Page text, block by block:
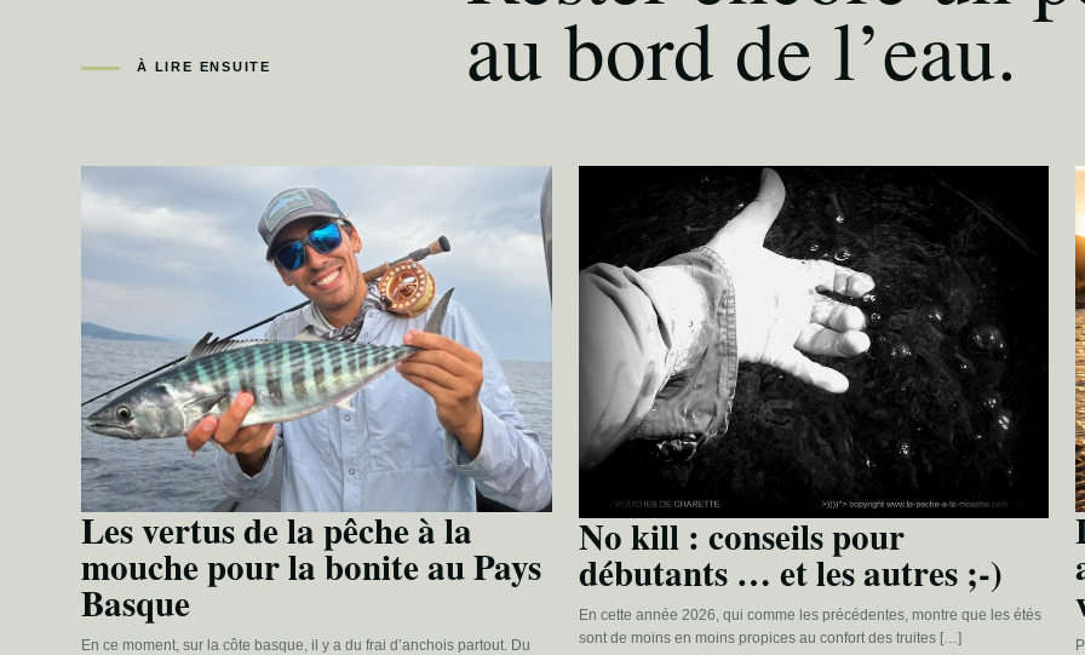
À LIRE ENSUITE au bord de l’eau.
Les vertus de la pêche à la
mouche pour la bonite au Pays
Basque
En ce moment, sur la côte basque, il y a du frai d’anchois partout. Du
No kill : conseils pour
débutants … et les autres ;-)
En cette année 2026, qui comme les précédentes, montre que les étés
sont de moins en moins propices au confort des truites […]